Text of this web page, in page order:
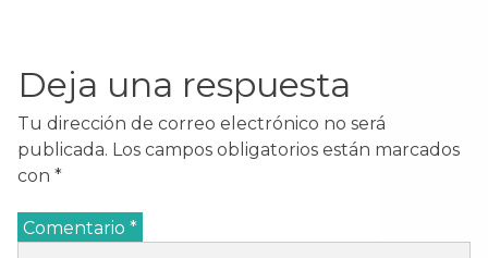
Deja una respuesta
Tu dirección de correo electrónico no será
publicada. Los campos obligatorios están marcados
con *
Comentario *